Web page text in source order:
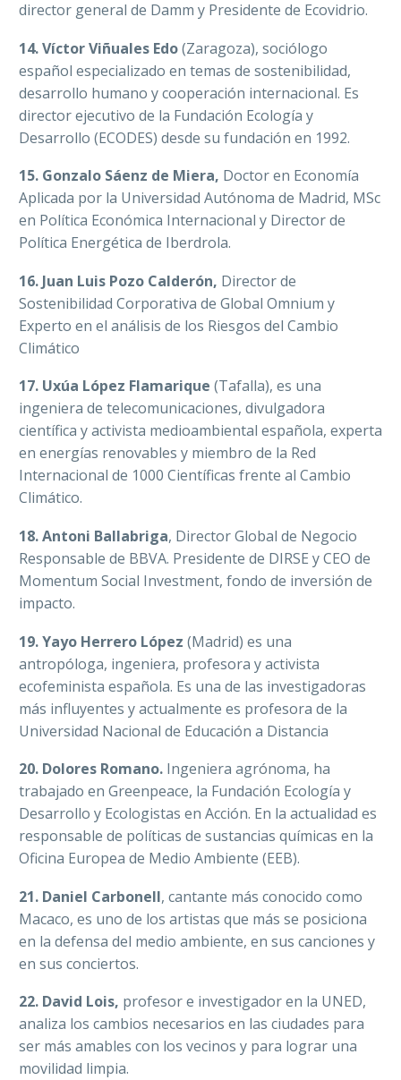
director general de Damm y Presidente de Ecovidrio.
14. Víctor Viñuales Edo(Zaragoza), sociólogo
español especializado en temas de sostenibilidad,
desarrollo humano y cooperación internacional.​ Es
director ejecutivo de la Fundación Ecología y
Desarrollo (ECODES) desde su fundación en 1992.
15. Gonzalo Sáenz de Miera, Doctor en Economía
Aplicada por la Universidad Autónoma de Madrid, MSc
en Política Económica Internacional y Director de
Política Energética de Iberdrola.
16. Juan Luis Pozo Calderón, Director de
Sostenibilidad Corporativa de Global Omnium y
Experto en el análisis de los Riesgos del Cambio
Climático
​17. Uxúa López Flamarique (Tafalla), es una
ingeniera de telecomunicaciones, divulgadora
científica y activista medioambiental española, experta
en energías renovables y miembro de la Red
Internacional de 1000 Científicas frente al Cambio
Climático.
18. Antoni Ballabriga, Director Global de Negocio
Responsable de BBVA. Presidente de DIRSE y CEO de
Momentum Social Investment, fondo de inversión de
impacto.
19. Yayo Herrero López (Madrid) es una
antropóloga, ingeniera, profesora y activista
ecofeminista española. Es una de las investigadoras
más influyentes y actualmente es profesora de la
Universidad Nacional de Educación a Distancia
20. Dolores Romano. Ingeniera agrónoma, ha
trabajado en Greenpeace, la Fundación Ecología y
Desarrollo y Ecologistas en Acción. En la actualidad es
responsable de políticas de sustancias químicas en la
Oficina Europea de Medio Ambiente (EEB).
21. Daniel Carbonell, cantante más conocido como
Macaco, es uno de los artistas que más se posiciona
en la defensa del medio ambiente, en sus canciones y
en sus conciertos.
22. David Lois, profesor e investigador en la UNED,
analiza los cambios necesarios en las ciudades para
ser más amables con los vecinos y para lograr una
movilidad limpia.